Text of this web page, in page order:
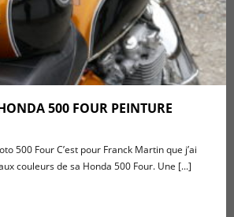
500 FOUR PEINTURE
500 Four C’est pour Franck Martin que j’ai
couleurs de sa Honda 500 Four. Une [...]